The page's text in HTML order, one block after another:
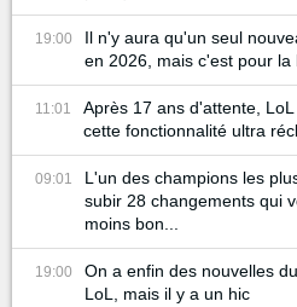
19:00
Il n'y aura qu'un seul
en 2026, mais c'est pour la
11:01
Après 17 ans d'attente,
cette fonctionnalité ultra
09:01
L'un des champions les
subir 28 changements qui
moins bon...
19:00
On a enfin des nouvelles
LoL, mais il y a un hic